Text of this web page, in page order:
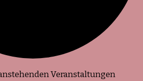
Veranstaltungen